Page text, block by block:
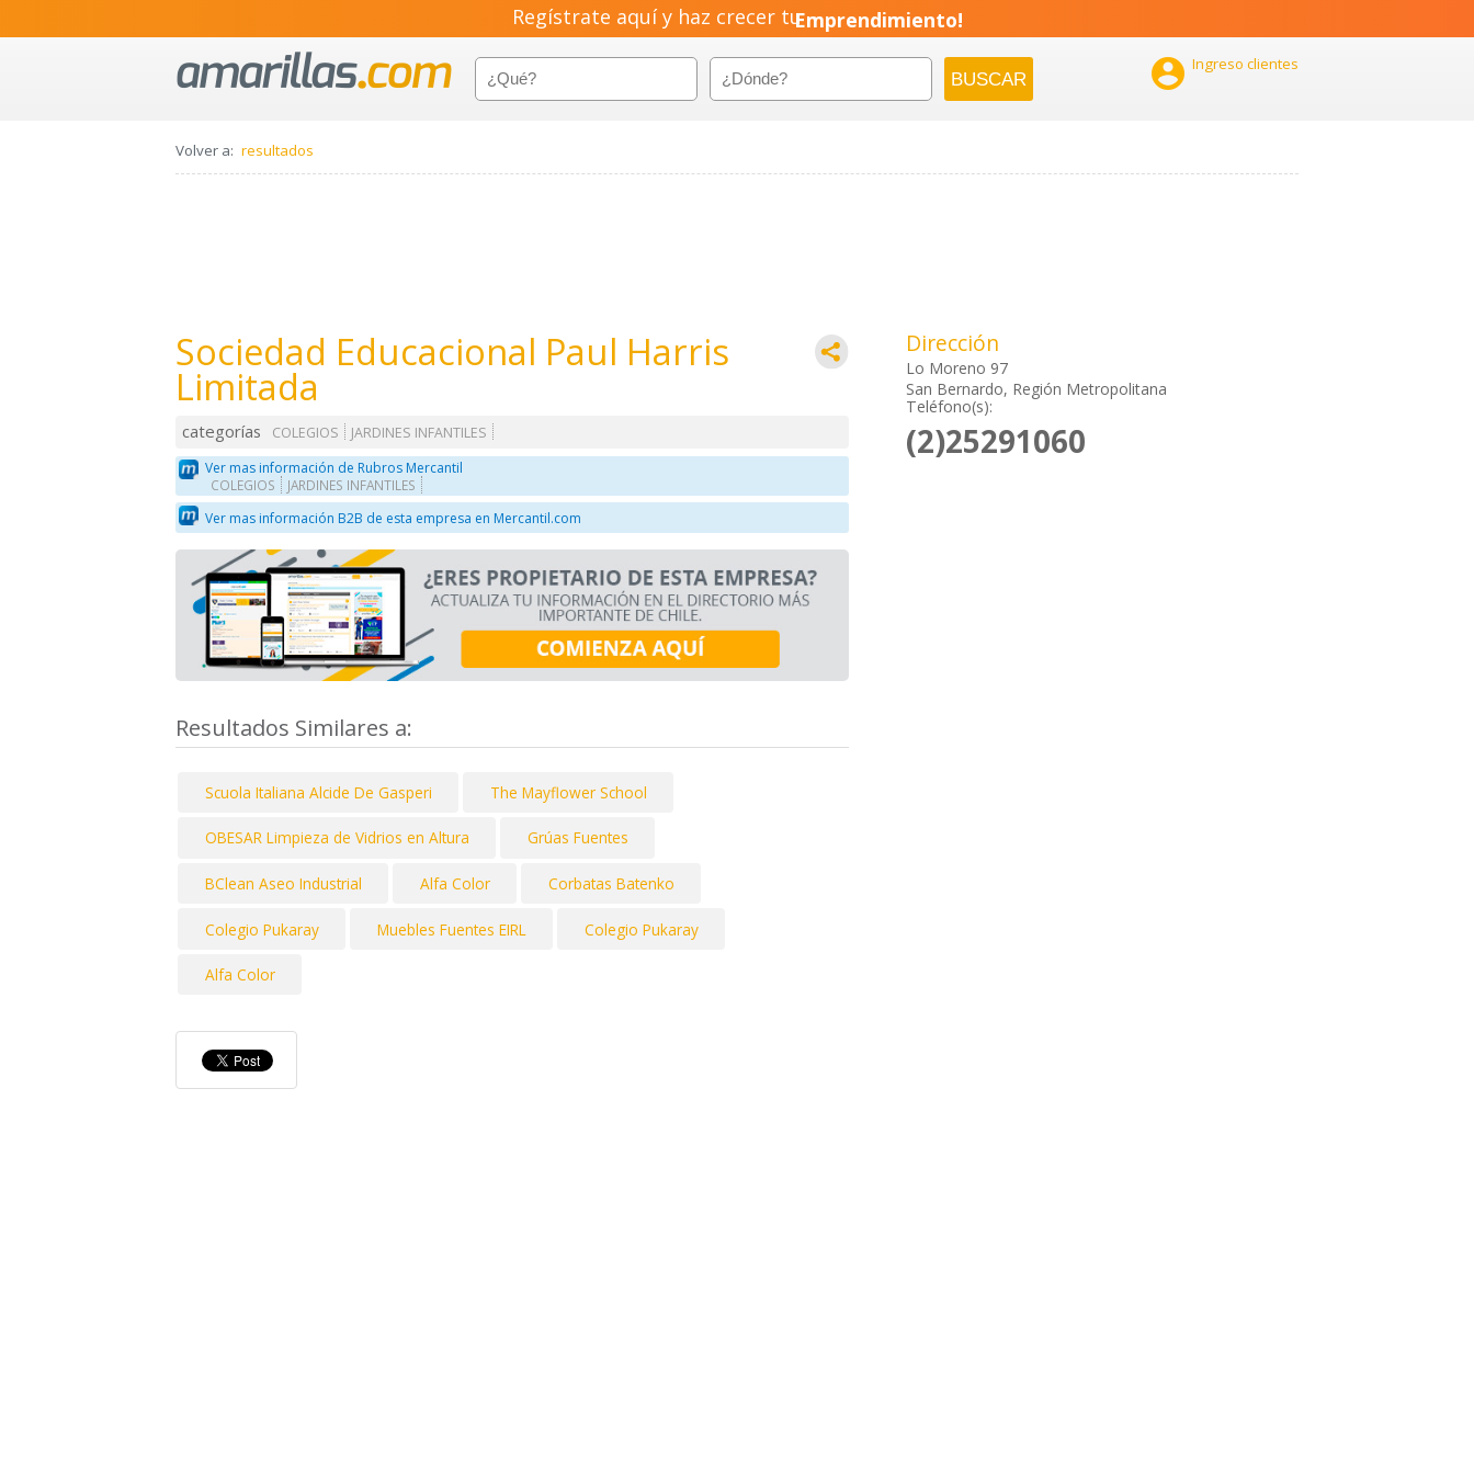
Regístrate aquí y haz crecer tuEmprendimiento!
 Ingreso clientes
Volver a: resultados
Sociedad Educacional Paul Harris
Limitada
categorías COLEGIOS
JARDINES INFANTILES
Ver mas información de Rubros Mercantil
COLEGIOS JARDINES INFANTILES
Ver mas información B2B de esta empresa en Mercantil.com
Resultados Similares a:
Scuola Italiana Alcide De Gasperi The Mayflower School
OBESAR Limpieza de Vidrios en Altura Grúas Fuentes
BClean Aseo Industrial Alfa Color Corbatas Batenko
Colegio Pukaray Muebles Fuentes EIRL Colegio Pukaray
Alfa Color
Dirección
Lo Moreno 97
San Bernardo, Región Metropolitana
Teléfono(s):
(2)25291060